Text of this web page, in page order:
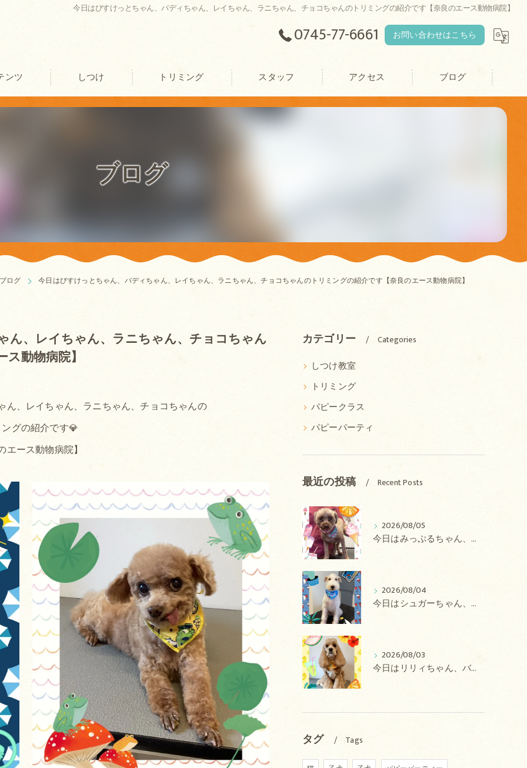
今日はびすけっとちゃん、バディちゃん、レイちゃん、ラニちゃん、チョコちゃんのトリミングの紹介です【奈良のエース動物病院】
0745-77-6661 お問い合わせはこちら
ンツ しつけ トリミング スタッフ アクセス ブログ
ブログ
ログ 今日はびすけっとちゃん、バディちゃん、レイちゃん、ラニちゃん、チョコちゃんのトリミングの紹介です【奈良のエース動物病院】
ん、レイちゃん、ラニちゃん、チョコちゃん
動物病院】
ん、レイちゃん、ラニちゃん、チョコちゃんの
グの紹介です💎
エース動物病院】
カテゴリー Categories
しつけ教室
トリミング
パピークラス
パピーパーティ
最近の投稿 Recent Posts
2026/08/05
今日はみっぷるちゃん、アトムちゃん、こたろうちゃん、ルルちゃん、アンジュちゃん、がぶちゃんのトリミングの紹介です【奈良のエース動物病院】
2026/08/04
今日はシュガーちゃん、あずきちゃん、ミルキーちゃん、コロンちゃん、ココちゃんのトリミングの紹介です【奈良のエース動物病院】
2026/08/03
今日はリリィちゃん、バディちゃん、プティちゃん、ナッツちゃん、レンちゃんのトリミングの紹介です【奈良のエース動物病院】
タグ Tags